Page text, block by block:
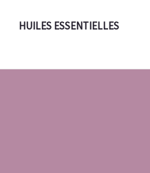
HUILES ESSENTIELLES